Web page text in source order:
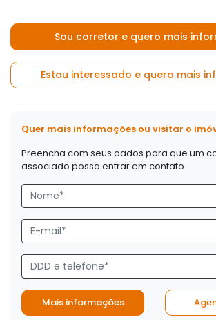
Sou corretor e quero mais
Estou interessado e quero mais
Quer mais informações ou visitar o
Preencha com seus dados para que um
associado possa entrar em contato
Mais informações